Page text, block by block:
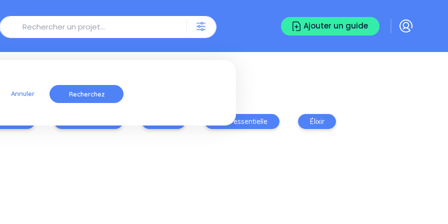
Annuler
Ajouter un guide
Huile essentielle Élixir